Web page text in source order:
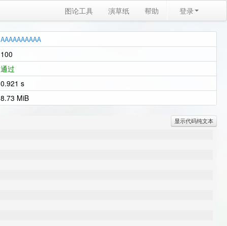
图论工具 演草纸 帮助 登录
AAAAAAAAAA
100
通过
0.921 s
8.73 MiB
显示代码纯文本